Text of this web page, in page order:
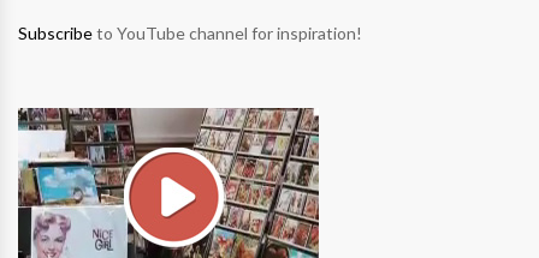
Subscribeto YouTube channel for inspiration!